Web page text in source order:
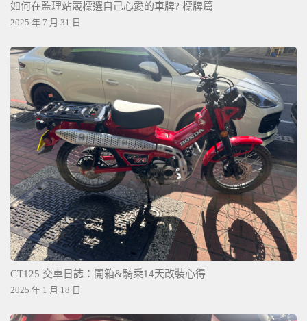
如何在監理站競標選自己心愛的車牌? 標牌篇
2025 年 7 月 31 日
CT125 交車日誌：開箱&騎乘14天改裝心得
2025 年 1 月 18 日